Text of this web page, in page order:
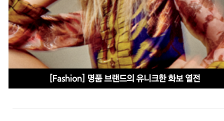
[Fashion] 명품 브랜드의 유니크한 화보 열전